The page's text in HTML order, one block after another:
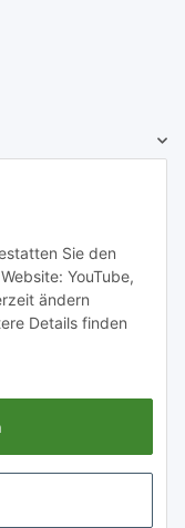
Sie den
YouTube,
ändern
Details finden